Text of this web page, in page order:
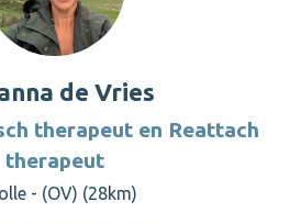
de Vries
therapeut en Reattach
therapeut
- (OV) (28km)